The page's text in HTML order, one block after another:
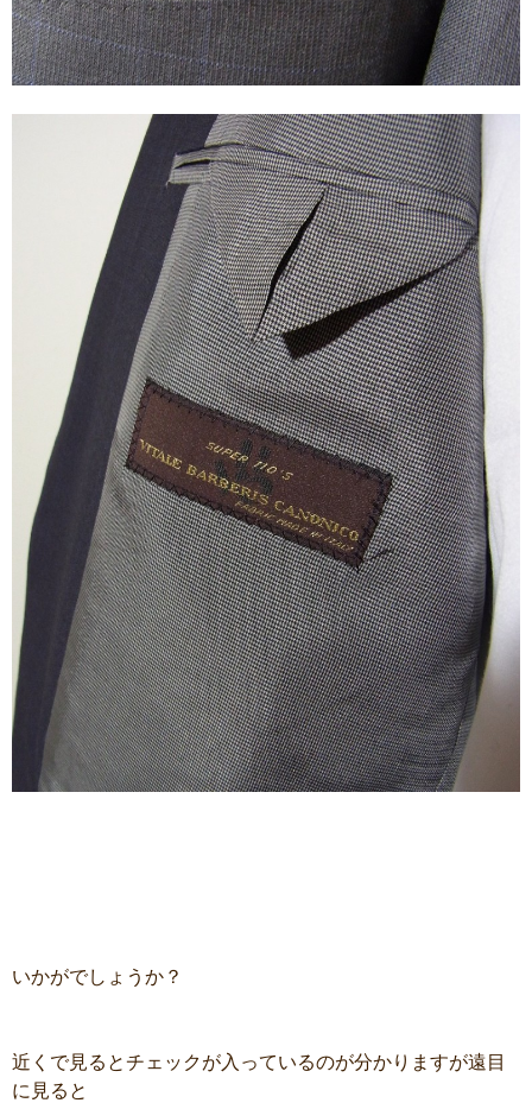
いかがでしょうか？
近くで見るとチェックが入っているのが分かりますが遠目
に見ると